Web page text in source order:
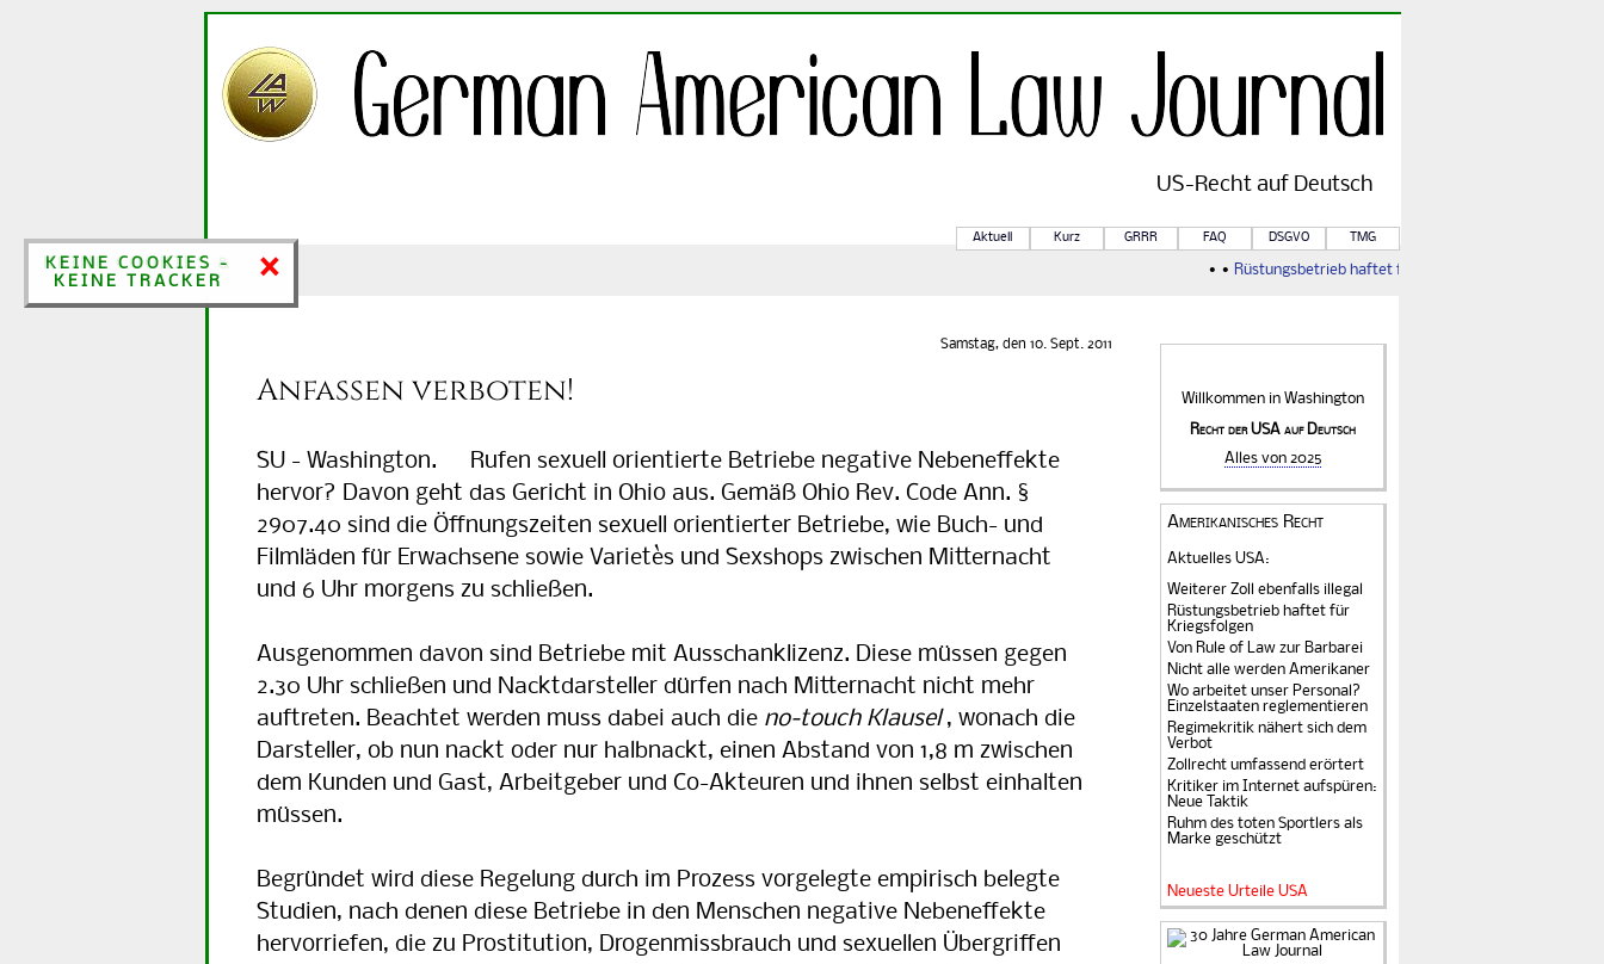
×
KEINE COOKIES &
KEINE TRACKER
US-Rechtauf Deutsch
Aktuell Kurz GRRR FAQ DSGVO TMG
• • Rüstungsbetrieb haftet für Kriegsfolgen
Samstag, den 10. Sept. 2011
Anfassen verboten!
SU - Washington. Rufen sexuell orientierte Betriebe negative Nebeneffekte
hervor? Davon geht das Gericht in Ohio aus. Gemäß Ohio Rev. Code Ann. §
2907.40 sind die Öffnungszeiten sexuell orientierter Betriebe, wie Buch- und
Filmläden für Erwachsene sowie Varietès und Sexshops zwischen Mitternacht
und 6 Uhr morgens zu schließen.
Ausgenommen davon sind Betriebe mit Ausschanklizenz. Diese müssen gegen
2.30 Uhr schließen und Nacktdarsteller dürfen nach Mitternacht nicht mehr
auftreten. Beachtet werden muss dabei auch die no-touch Klausel , wonach die
Darsteller, ob nun nackt oder nur halbnackt, einen Abstand von 1,8 m zwischen
dem Kunden und Gast, Arbeitgeber und Co-Akteuren und ihnen selbst einhalten
müssen.
Begründet wird diese Regelung durch im Prozess vorgelegte empirisch belegte
Studien, nach denen diese Betriebe in den Menschen negative Nebeneffekte
hervorriefen, die zu Prostitution, Drogenmissbrauch und sexuellen Übergriffen
Willkommen in Washington
Recht der USA auf Deutsch
Alles von 2025
Amerikanisches Recht
Aktuelles USA:
Weiterer Zoll ebenfalls illegal
Rüstungsbetrieb haftet für
Kriegsfolgen
Von Rule of Law zur Barbarei
Nicht alle werden Amerikaner
Wo arbeitet unser Personal?
Einzelstaaten reglementieren
Regimekritik nähert sich dem
Verbot
Zollrecht umfassend erörtert
Kritiker im Internet aufspüren:
Neue Taktik
Ruhm des toten Sportlers als
Marke geschützt
Neueste Urteile USA
×
KEINE COOKIES -
KEINE TRACKER